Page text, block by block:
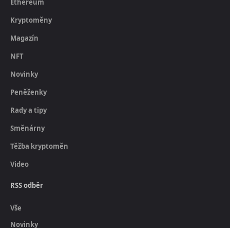
Ethereum
Kryptoměny
Magazín
NFT
Novinky
Peněženky
Rady a tipy
Směnárny
Těžba kryptoměn
Video
RSS odběr
Vše
Novinky